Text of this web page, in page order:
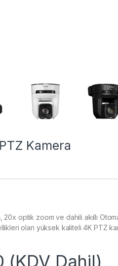
Kamera
20x optik zoom ve dahili akıllı
olan yüksek kaliteli 4K PTZ
(KDV Dahil)